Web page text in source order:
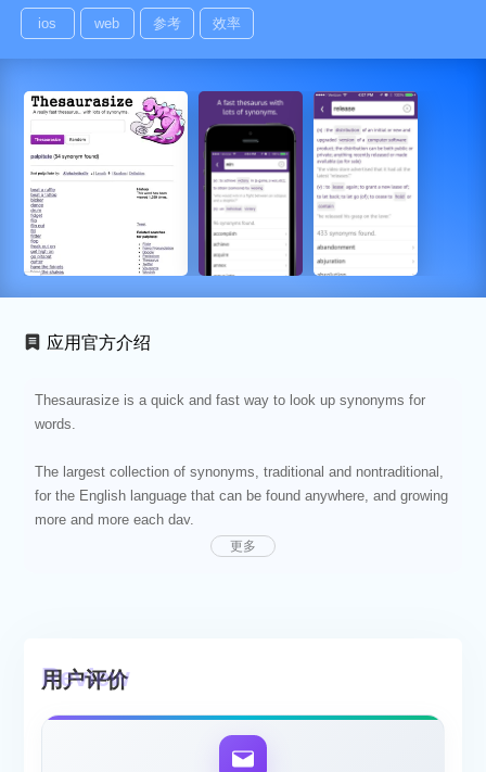
ios web 参考 效率
应用官方介绍
Thesaurasize is a quick and fast way to look up synonyms for
words.
The largest collection of synonyms, traditional and nontraditional,
for the English language that can be found anywhere, and growing
more and more each day.
更多
用户评价